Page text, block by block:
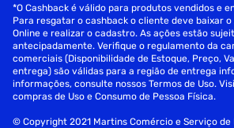
*O Cashback é válido para produtos vendidos e
Para resgatar o cashback o cliente deve baixar
Online e realizar o cadastro. As ações estão
antecipadamente. Verifique o regulamento da
comerciais (Disponibilidade de Estoque, Preço,
entrega) são válidas para a região de entrega
informações, consulte nossos Termos de Uso.
compras de Uso e Consumo de Pessoa Física.
© Copyright 2021 Martins Comércio e Serviço de